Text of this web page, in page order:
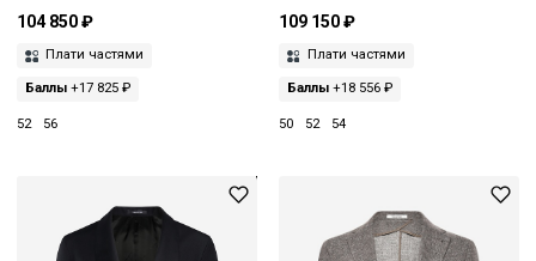
104 850 ₽
Плати частями
Баллы +17 825 ₽
52 56
109 150 ₽
Плати частями
Баллы+18 556 ₽
50 52 54